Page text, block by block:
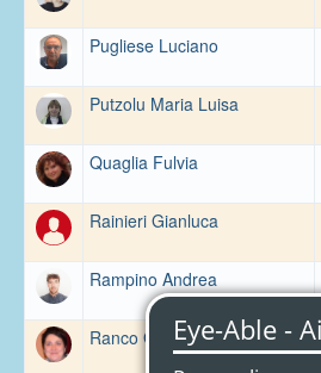
Pugliese Luciano
Putzolu Maria Luisa
Quaglia Fulvia
Rainieri Gianluca
Rampino Andrea
Ranco Gloria